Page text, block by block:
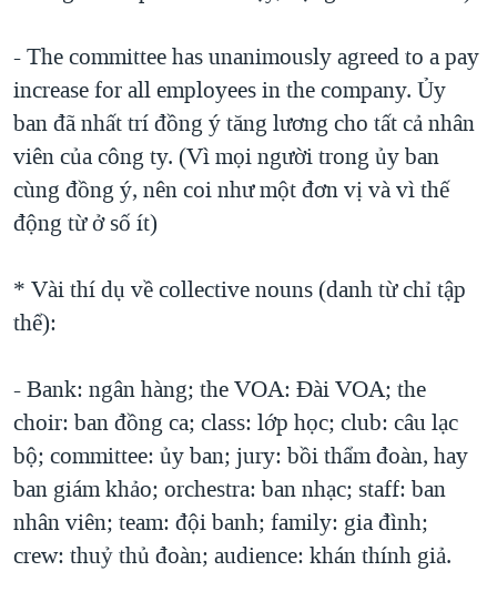
- The committee has unanimously agreed to a pay
increase for all employees in the company. Ủy
ban đã nhất trí đồng ý tăng lương cho tất cả nhân
viên của công ty. (Vì mọi người trong ủy ban
cùng đồng ý, nên coi như một đơn vị và vì thế
động từ ở số ít)
* Vài thí dụ về collective nouns (danh từ chỉ tập
thể):
- Bank: ngân hàng; the VOA: Ðài VOA; the
choir: ban đồng ca; class: lớp học; club: câu lạc
bộ; committee: ủy ban; jury: bồi thẩm đoàn, hay
ban giám khảo; orchestra: ban nhạc; staff: ban
nhân viên; team: đội banh; family: gia đình;
crew: thuỷ thủ đoàn; audience: khán thính giả.